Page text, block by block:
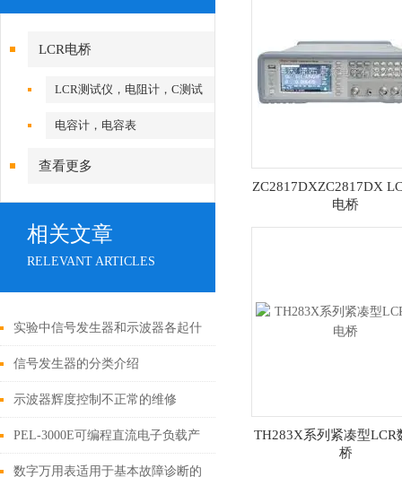
LCR电桥
LCR测试仪，电阻计，C测试
电容计，电容表
查看更多
相关文章
RELEVANT ARTICLES
实验中信号发生器和示波器各起什
么作用
信号发生器的分类介绍
示波器辉度控制不正常的维修
PEL-3000E可编程直流电子负载产
品简介
数字万用表适用于基本故障诊断的
ZC2817DXZC2817DX
电桥
TH283X系列紧凑型LCR
桥